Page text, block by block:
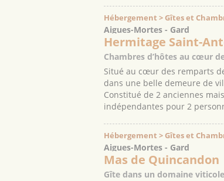
Hébergement > Gîtes et
Aigues-Mortes - Gard
Hermitage Saint-
Chambres d’hôtes au cœur
Situé au cœur des remparts
dans une belle demeure de
Constitué de 2 anciennes
indépendantes pour 2
Hébergement > Gîtes et
Aigues-Mortes - Gard
Mas de Quincandon
Gîte dans un domaine